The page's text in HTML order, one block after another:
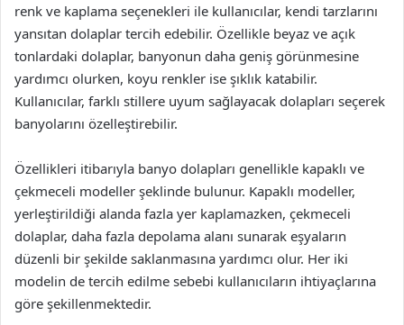
renk ve kaplama seçenekleri ile kullanıcılar, kendi tarzlarını
yansıtan dolaplar tercih edebilir. Özellikle beyaz ve açık
tonlardaki dolaplar, banyonun daha geniş görünmesine
yardımcı olurken, koyu renkler ise şıklık katabilir.
Kullanıcılar, farklı stillere uyum sağlayacak dolapları seçerek
banyolarını özelleştirebilir.
Özellikleri itibarıyla banyo dolapları genellikle kapaklı ve
çekmeceli modeller şeklinde bulunur. Kapaklı modeller,
yerleştirildiği alanda fazla yer kaplamazken, çekmeceli
dolaplar, daha fazla depolama alanı sunarak eşyaların
düzenli bir şekilde saklanmasına yardımcı olur. Her iki
modelin de tercih edilme sebebi kullanıcıların ihtiyaçlarına
göre şekillenmektedir.